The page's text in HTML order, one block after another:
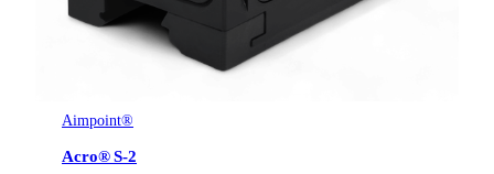
Aimpoint®
Acro® S-2